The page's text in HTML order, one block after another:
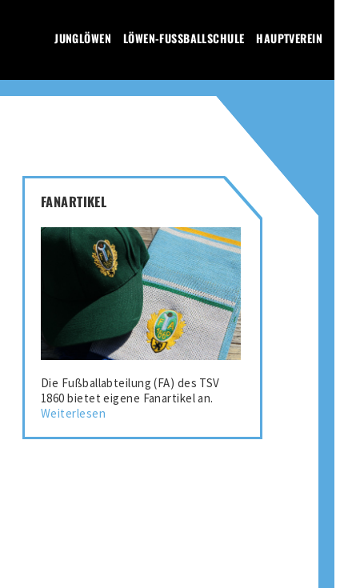
JUNGLÖWEN LÖWEN-FUSSBALLSCHULE HAUPTVEREIN
FANARTIKEL
Die Fußballabteilung (FA) des TSV
1860 bietet eigene Fanartikel an.
Weiterlesen